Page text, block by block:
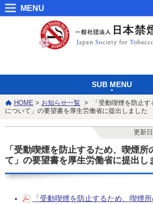
MENU
SUB MENU
HOME > お知らせ一覧 > 「受動喫煙を防止す
について」の要望書を厚生労働省に提出しました
更新
「受動喫煙を防止するため、喫煙所
て」の要望書を厚生労働省に提出し
「受動喫煙を防止するため、喫煙